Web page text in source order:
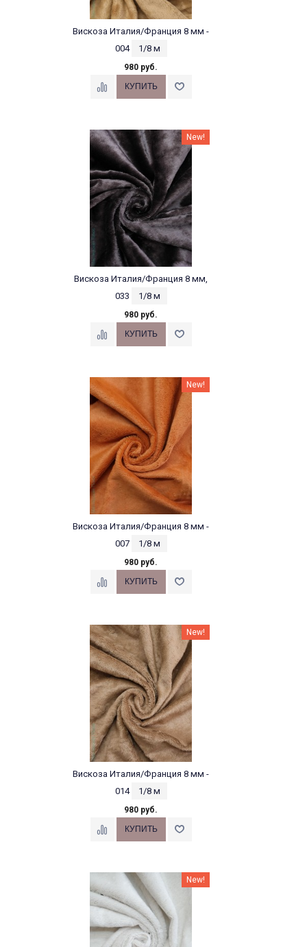
Вискоза Италия/Франция 8 мм -
004
1/8 м
980 руб.
New!
Вискоза Италия/Франция 8 мм,
033
1/8 м
980 руб.
New!
Вискоза Италия/Франция 8 мм -
007
1/8 м
980 руб.
New!
Вискоза Италия/Франция 8 мм -
014
1/8 м
980 руб.
New!